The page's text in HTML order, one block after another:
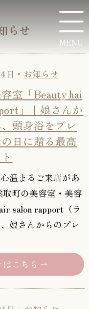
MENU
らせ
日・ お知らせ
室「Beauty hai
」｜娘さんか
頭身浴をプレ
日に贈る最高
温まるご来店があ
取町の美容室・美容
salon rapport（ラ
娘さんからのプレ
はこちら